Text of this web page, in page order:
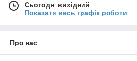
Сьогодні вихідний
Показати весь графік роботи
Про нас